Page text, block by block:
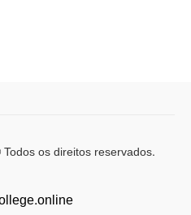
os direitos reservados.